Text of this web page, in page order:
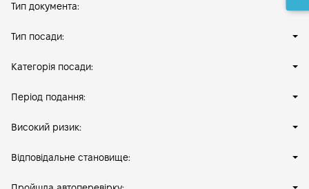
Тип документа:
Тип посади:
Категорія посади:
Період подання:
Високий ризик:
Відповідальне становище: